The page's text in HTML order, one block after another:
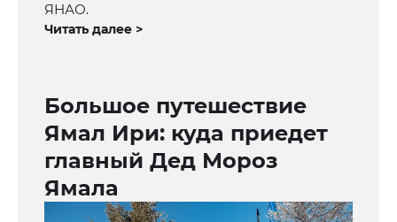
ЯНАО.
Читать далее >
Большое путешествие
Ямал Ири: куда приедет
главный Дед Мороз
Ямала